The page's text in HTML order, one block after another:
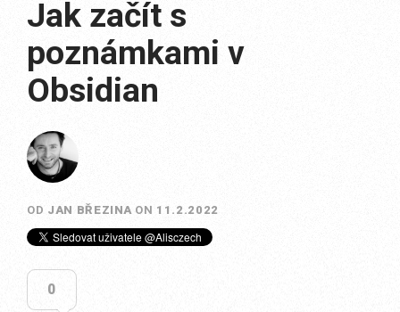
Jak začít s
poznámkami v
Obsidian
OD JAN BŘEZINA ON 11.2.2022
0